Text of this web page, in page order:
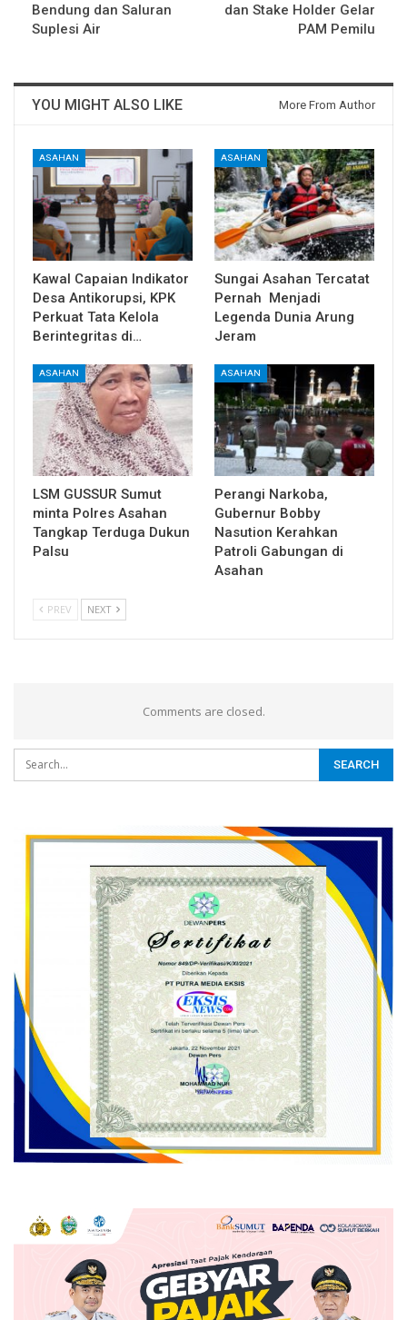
Bendung dan Saluran
Suplesi Air
dan Stake Holder Gelar
PAM Pemilu
YOU MIGHT ALSO LIKE More From Author
ASAHAN
Kawal Capaian Indikator
Desa Antikorupsi, KPK
Perkuat Tata Kelola
Berintegritas di…
ASAHAN
Sungai Asahan Tercatat
Pernah Menjadi
Legenda Dunia Arung
Jeram
ASAHAN
LSM GUSSUR Sumut
minta Polres Asahan
Tangkap Terduga Dukun
Palsu
ASAHAN
Perangi Narkoba,
Gubernur Bobby
Nasution Kerahkan
Patroli Gabungan di
Asahan
PREV NEXT
Comments are closed.